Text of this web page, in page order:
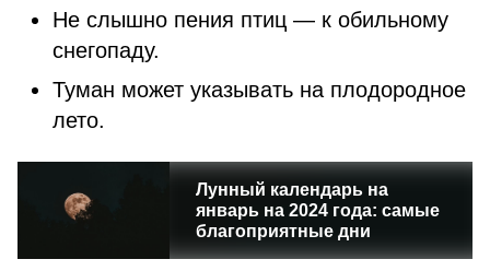
Не слышно пения птиц — к обильному
снегопаду.
Туман может указывать на плодородное
лето.
Лунный календарь на
январь на 2024 года: самые
благоприятные дни